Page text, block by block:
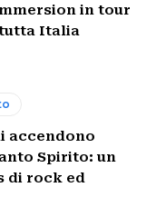
in tour
Italia
accendono
Spirito: un
di rock ed